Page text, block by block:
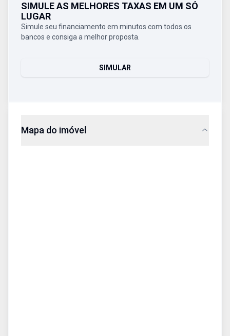
SIMULE AS MELHORES TAXAS EM UM SÓ
LUGAR
Simule seu financiamento em minutos com todos os
bancos e consiga a melhor proposta.
SIMULAR
Mapa do imóvel